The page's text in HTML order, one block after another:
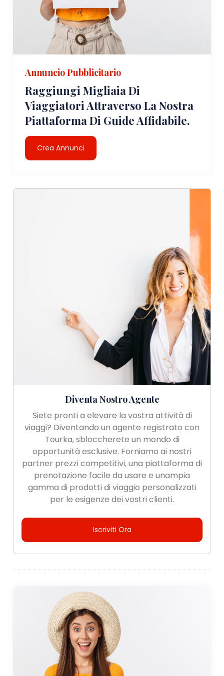
Annuncio Pubblicitario
Raggiungi Migliaia Di
Viaggiatori Attraverso La Nostra
Piattaforma Di Guide Affidabile.
Crea Annunci
Diventa Nostro Agente
Siete pronti a elevare la vostra attività di
viaggi? Diventando un agente registrato con
Tourka, sbloccherete un mondo di
opportunità esclusive. Forniamo ai nostri
partner prezzi competitivi, una piattaforma di
prenotazione facile da usare e unampia
gamma di prodotti di viaggio personalizzati
per le esigenze dei vostri clienti.
Iscriviti Ora